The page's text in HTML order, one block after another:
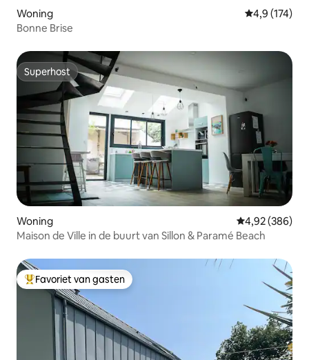
Woning Gemiddelde
4,9 (174)
Bonne Brise
Superhost
Superhost
Woning Gemiddelde
4,92 (386)
Maison de Ville in de buurt van Sillon & Paramé Beach
Topfavoriet van gasten
Favoriet van gasten